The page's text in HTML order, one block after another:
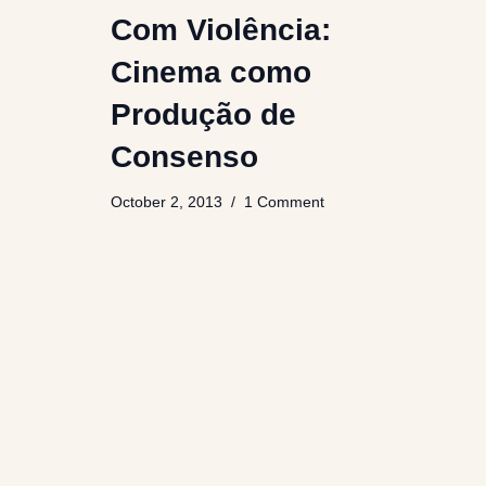
Com Violência:
Cinema como
Produção de
Consenso
October 2, 2013 1 Comment